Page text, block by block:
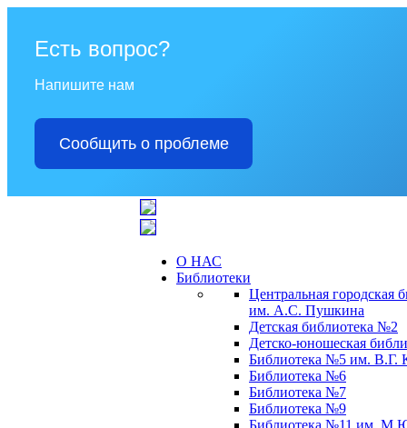
Есть вопрос?
Напишите нам
Сообщить о проблеме
О НАС
Библиотеки
Центральная городская
им. А.С. Пушкина
Детская библиотека №2
Детско-юношеская
Библиотека №5 им. В.Г.
Библиотека №6
Библиотека №7
Библиотека №9
Библиотека №11 им.